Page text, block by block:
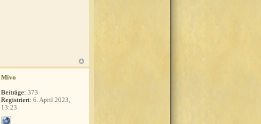
Mivo
Beiträge: 373
Registriert: 6. April 2023,
13:23